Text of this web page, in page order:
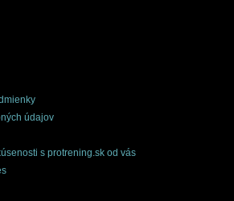
údajov
s protrening.sk od vás